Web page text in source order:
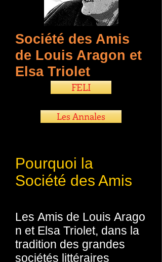
Société des Amis
de Louis Aragon et
Elsa Triolet
FELI
Les Annales
Pourquoi la
Société des Amis
Les Amis de Louis Arago
n et Elsa Triolet, dans la
tradition des grandes
sociétés littéraires